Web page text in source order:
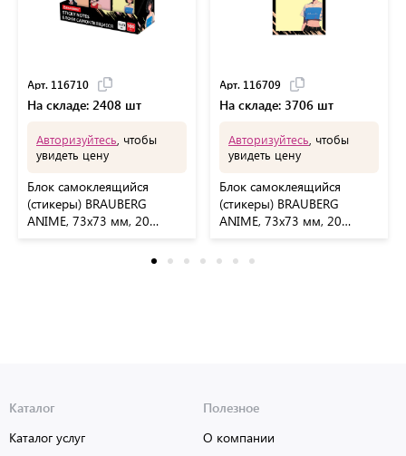
Арт. 116710
На складе: 2408 шт
Авторизуйтесь , чтобы
увидеть цену
Блок самоклеящийся
(стикеры) BRAUBERG
ANIME, 73х73 мм, 20
Арт. 116709
На складе: 3706 шт
Авторизуйтесь , чтобы
увидеть цену
Блок самоклеящийся
(стикеры) BRAUBERG
ANIME, 73х73 мм, 20
Каталог
Каталог услуг
Полезное
О компании